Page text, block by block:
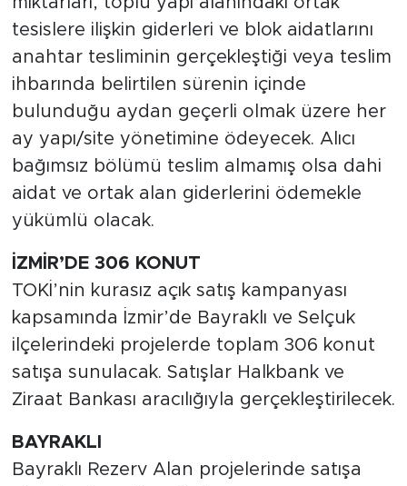
tesislere ilişkin giderleri ve blok aidatlarını
anahtar tesliminin gerçekleştiği veya teslim
ihbarında belirtilen sürenin içinde
bulunduğu aydan geçerli olmak üzere her
ay yapı/site yönetimine ödeyecek. Alıcı
bağımsız bölümü teslim almamış olsa dahi
aidat ve ortak alan giderlerini ödemekle
yükümlü olacak.
İZMİR’DE 306 KONUT
TOKİ’nin kurasız açık satış kampanyası
kapsamında İzmir’de Bayraklı ve Selçuk
ilçelerindeki projelerde toplam 306 konut
satışa sunulacak. Satışlar Halkbank ve
Ziraat Bankası aracılığıyla gerçekleştirilecek.
BAYRAKLI
Bayraklı Rezerv Alan projelerinde satışa